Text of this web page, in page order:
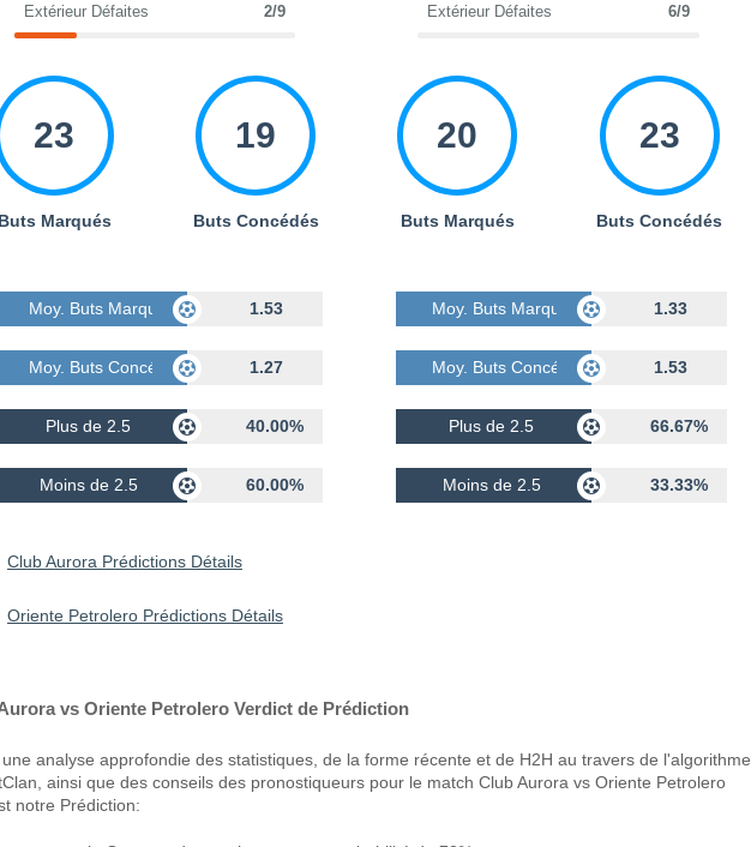
Extérieur Défaites 2/9
23
Buts Marqués
19
Buts Concédés
Moy. Buts Marqués 1.53
Moy. Buts Concédés 1.27
Plus de 2.5 40.00%
Moins de 2.5 60.00%
Extérieur Défaites 6/9
20
Buts Marqués
23
Buts Concédés
Moy. Buts Marqués 1.33
Moy. Buts Concédés 1.53
Plus de 2.5 66.67%
Moins de 2.5 33.33%
Club Aurora Prédictions Détails
Oriente Petrolero Prédictions Détails
vs Oriente Petrolero Verdict de Prédiction
analyse approfondie des statistiques, de la forme récente et de H2H au travers de l'algorithme
ainsi que des conseils des pronostiqueurs pour le match Club Aurora vs Oriente Petrolero
notre Prédiction: